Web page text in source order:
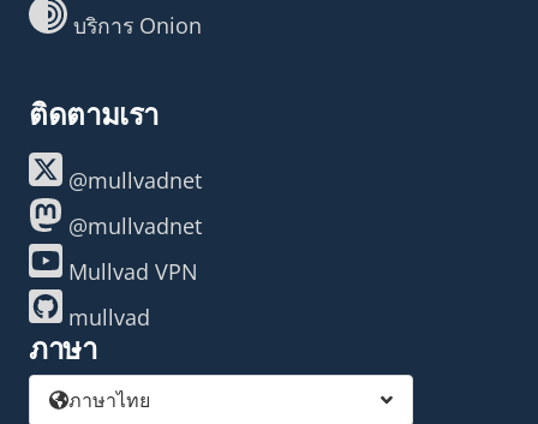
บริการ Onion
ติดตามเรา
@mullvadnet
@mullvadnet
Mullvad VPN
mullvad
ภาษา
ภาษาไทย